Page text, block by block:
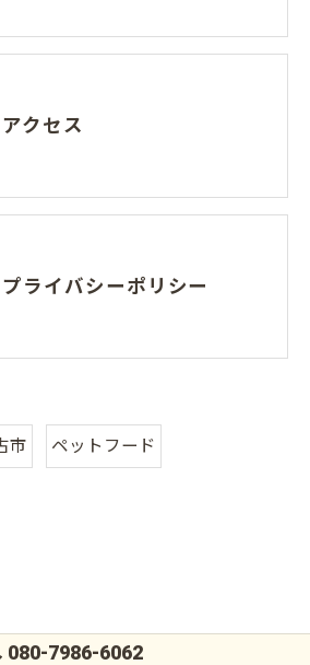
アクセス
プライバシーポリシー
市 ペットフード
080-7986-6062